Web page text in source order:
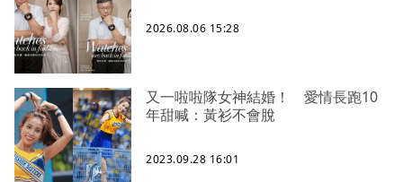
2026.08.06 15:28
又一啦啦隊女神結婚！ 愛情長跑10
年甜喊：黃衫不會脫
2023.09.28 16:01